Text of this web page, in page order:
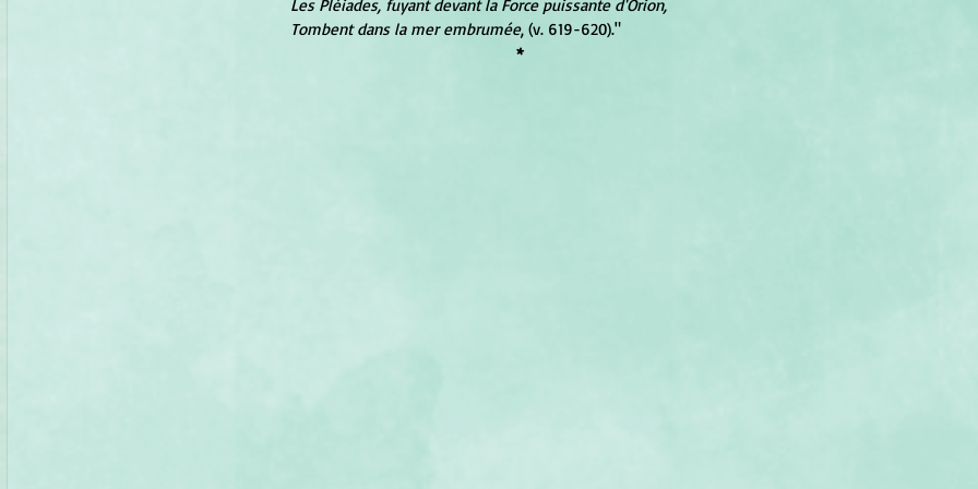
Les Pléiades, fuyant devant la Force puissante d'Orion,
Tombent dans la mer embrumée, (v. 619-620)."
*